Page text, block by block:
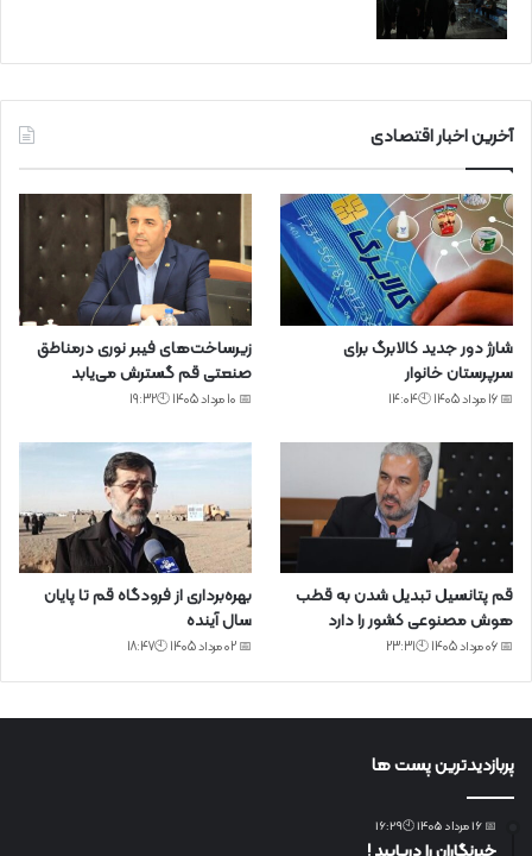
آخرین اخبار اقتصادی
شارژ دور جدید کالابرگ برای
سرپرستان خانوار
📅 16 مرداد 1405 🕙14:04
زیرساخت‌های فیبر نوری درمناطق
صنعتی قم گسترش می‌یابد
📅 10 مرداد 1405 🕙19:32
قم پتانسیل تبدیل شدن به قطب
هوش مصنوعی کشور را دارد
📅 06 مرداد 1405 🕙23:31
بهره‌برداری از فرودگاه قم تا پایان
سال آینده
📅 02 مرداد 1405 🕙18:47
پربازدیدترین پست ها
📅 16 مرداد 1405 🕙16:29